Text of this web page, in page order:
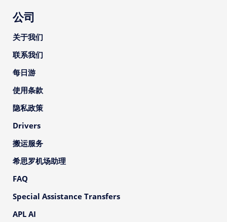
公司
关于我们
联系我们
每日游
使用条款
隐私政策
Drivers
搬运服务
希思罗机场助理
FAQ
Special Assistance Transfers
APL AI